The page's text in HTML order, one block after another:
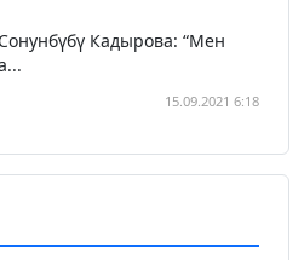
Кадырова: “Мен
15.09.2021 6:18